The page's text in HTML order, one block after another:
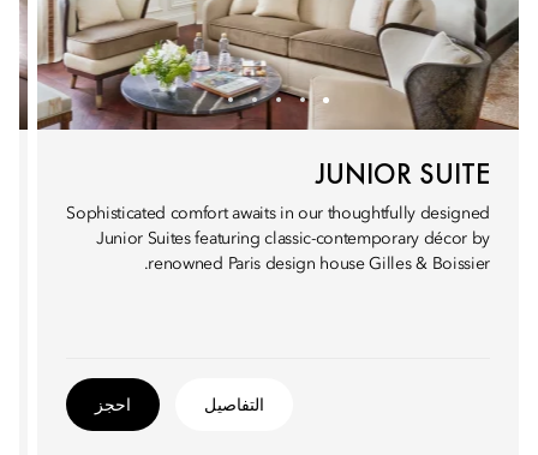
JUNIOR SUITE
Sophisticated comfort awaits in our thoughtfully designed
Junior Suites featuring classic-contemporary décor by
renowned Paris design house Gilles & Boissier.
التفاصيل احجز